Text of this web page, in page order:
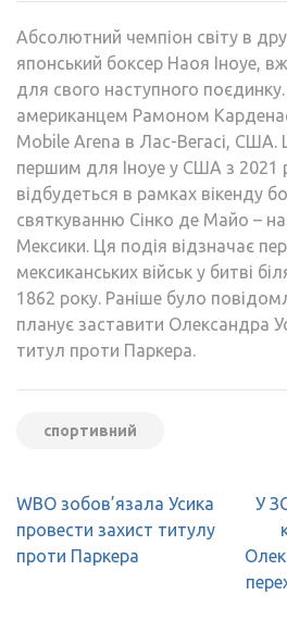
Абсолютний чемпіон світу в
японський боксер Наоя Іноуе,
для свого наступного поєдинку.
американцем Рамоном
Mobile Arena в Лас-Вегасі, США.
першим для Іноуе у США з 2021
відбудеться в рамках вікенду
святкуванню Сінко де Майо –
Мексики. Ця подія відзначає
мексиканських військ у битві
1862 року. Раніше було
планує заставити Олександра
титул проти Паркера.
спортивний
Навігація
записів
WBO зобов’язала Усика
провести захист титулу
проти Паркера
У